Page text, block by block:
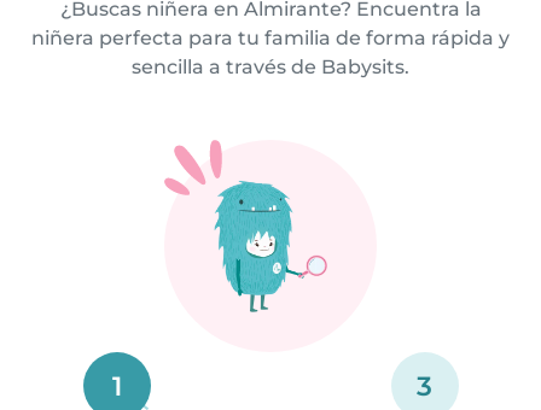
¿Buscas niñera en Almirante? Encuentra la
niñera perfecta para tu familia de forma rápida y
sencilla a través de Babysits.
1 3